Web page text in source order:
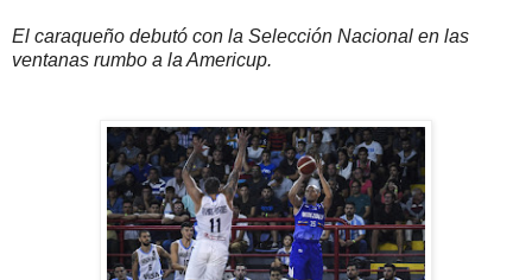
El caraqueño debutó con la Selección Nacional en las
ventanas rumbo a la Americup.